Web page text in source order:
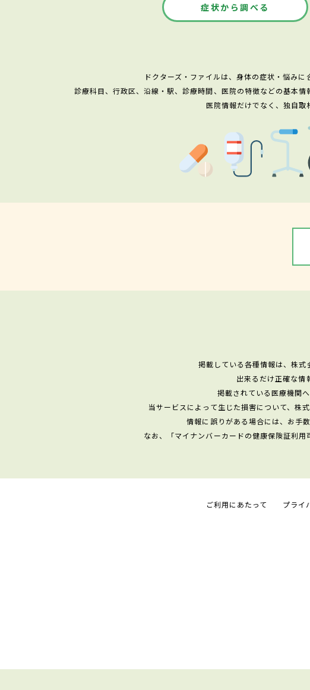
症状から調べる
ドクターズ・ファイルは、身体の症状・悩み
診療科目、行政区、沿線・駅、診療時間、医院の特徴などの基本
医院情報だけでなく、独自取
掲載している各種情報は、株式
出来るだけ正確な情
掲載されている医療機関
当サービスによって生じた損害について、株
情報に誤りがある場合には、お手
なお、「マイナンバーカードの健康保険証利
ご利用にあたって プライ